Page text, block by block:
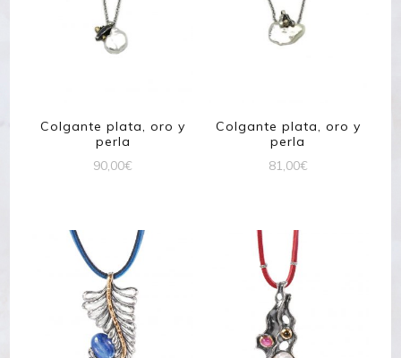
Colgante plata, oro y
perla
90,00€
Colgante plata, oro y
perla
81,00€